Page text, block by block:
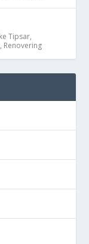
Tipsar,
, Renovering